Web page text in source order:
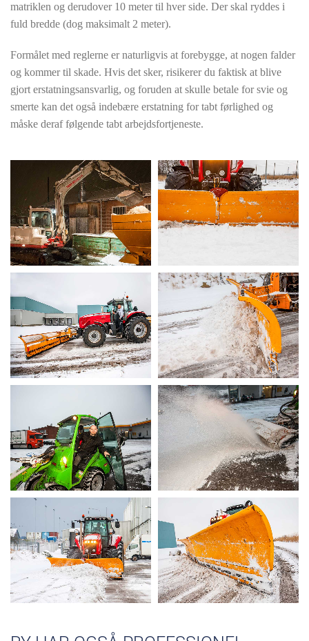
matriklen og derudover 10 meter til hver side. Der skal ryddes i
fuld bredde (dog maksimalt 2 meter).
Formålet med reglerne er naturligvis at forebygge, at nogen falder
og kommer til skade. Hvis det sker, risikerer du faktisk at blive
gjort erstatningsansvarlig, og foruden at skulle betale for svie og
smerte kan det også indebære erstatning for tabt førlighed og
måske deraf følgende tabt arbejdsfortjeneste.